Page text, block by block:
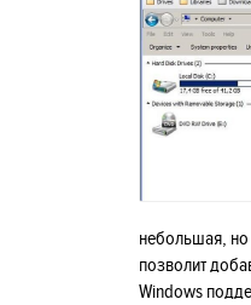
небольшая,
позволит
Windows